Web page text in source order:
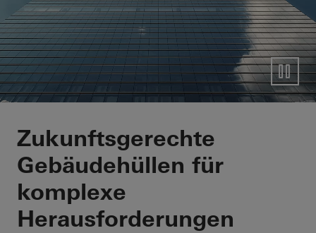
Ihr Partner für den
Gebäudehülle
Zukunftsgerechte
Gebäudehüllen für
komplexe
Herausforderungen